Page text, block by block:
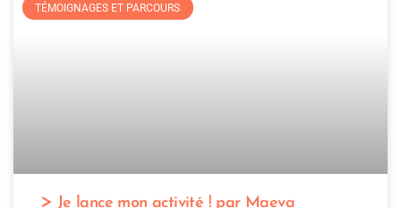
TÉMOIGNAGES ET PARCOURS
Je lance mon activité ! par Maeva